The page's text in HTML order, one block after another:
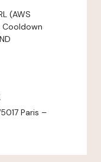
(AWS
Cooldown
Paris –